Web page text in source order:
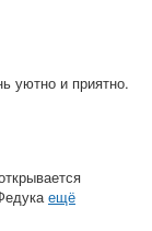
уютно и приятно.
ещё